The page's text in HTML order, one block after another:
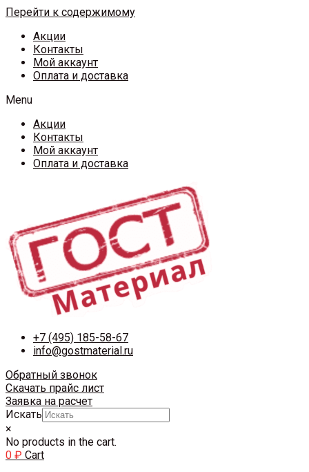
Перейти к содержимому
Акции
Контакты
Мой аккаунт
Оплата и доставка
Menu
Акции
Контакты
Мой аккаунт
Оплата и доставка
+7 (495) 185-58-67
info@gostmaterial.ru
Обратный звонок
Скачать прайс лист
Заявка на расчет
Искать
×
No products in the cart.
0 ₽ Cart